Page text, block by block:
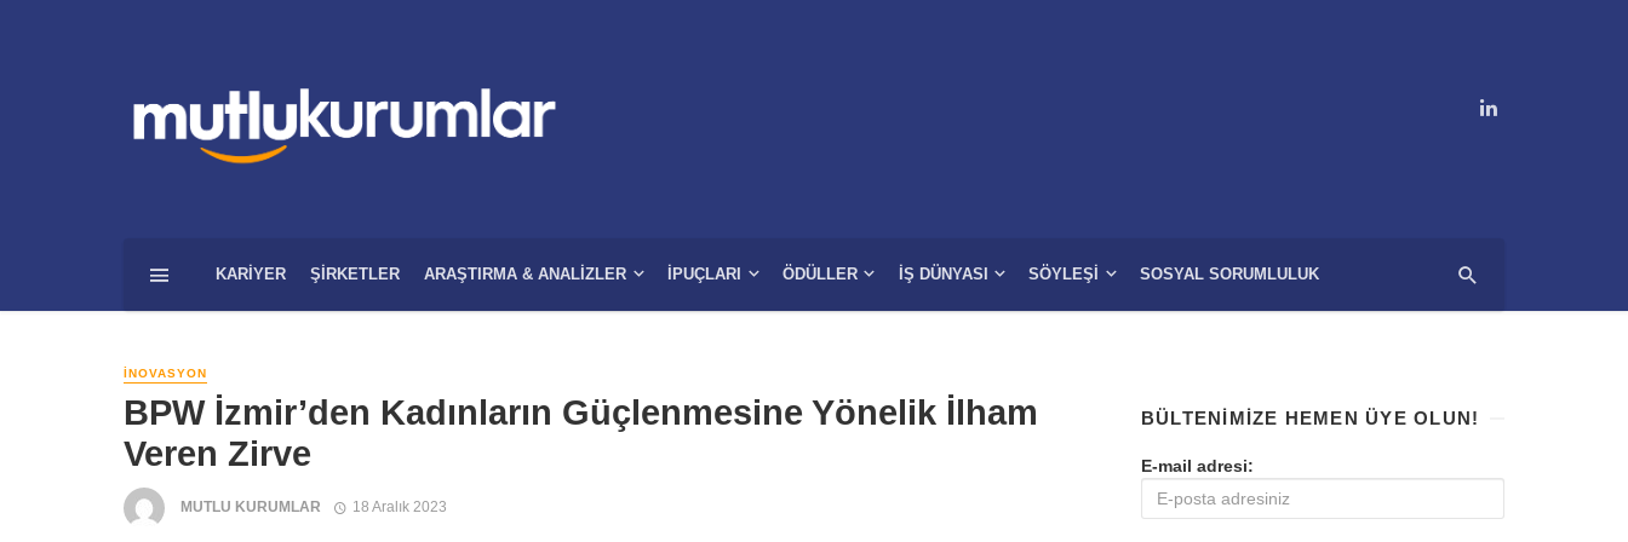
KARIYER ŞIRKETLER ARAŞTIRMA & ANALIZLER İPUÇLARI ÖDÜLLER İŞ DÜNYASI SÖYLEŞI SOSYAL SORUMLULUK
İNOVASYON
BPW İzmir’den Kadınların Güçlenmesine Yönelik İlham
Veren Zirve
MUTLU KURUMLAR 18 Aralık 2023
BÜLTENIMIZE HEMEN ÜYE OLUN!
E-mail adresi: